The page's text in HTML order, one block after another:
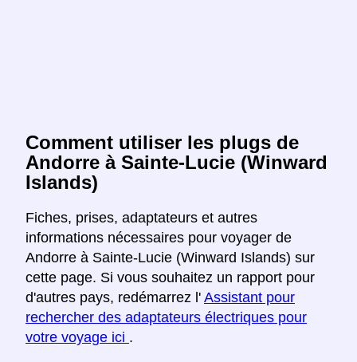
Comment utiliser les plugs de
Andorre à Sainte-Lucie (Winward
Islands)
Fiches, prises, adaptateurs et autres
informations nécessaires pour voyager de
Andorre à Sainte-Lucie (Winward Islands) sur
cette page. Si vous souhaitez un rapport pour
d'autres pays, redémarrez l' Assistant pour
rechercher des adaptateurs électriques pour
votre voyage ici .